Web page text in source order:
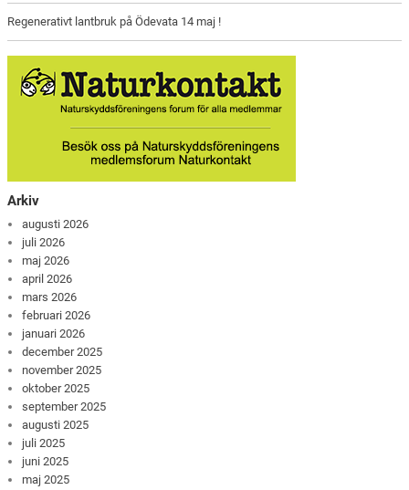
Regenerativt lantbruk på Ödevata 14 maj !
Arkiv
augusti 2026
juli 2026
maj 2026
april 2026
mars 2026
februari 2026
januari 2026
december 2025
november 2025
oktober 2025
september 2025
augusti 2025
juli 2025
juni 2025
maj 2025